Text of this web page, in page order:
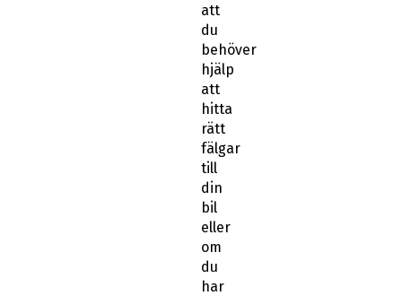
att
du
behöver
hjälp
att
hitta
rätt
fälgar
till
din
bil
eller
om
du
har